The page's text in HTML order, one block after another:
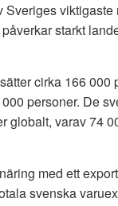
starkt
cirka 166 000
personer. De
globalt, varav 74
med ett
svenska